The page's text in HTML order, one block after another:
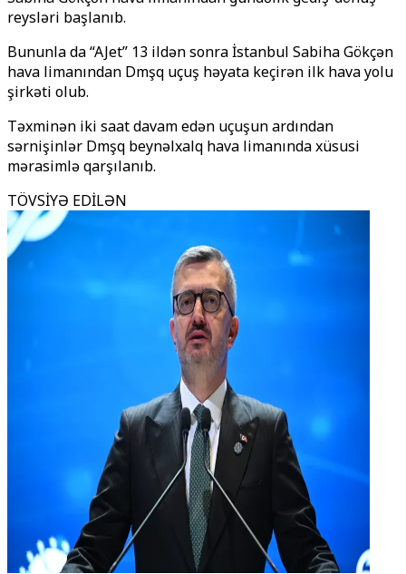
reysləri başlanıb.
Bununla da “AJet” 13 ildən sonra İstanbul Sabiha Gökçən
hava limanından Dәmәşqә uçuş həyata keçirən ilk hava yolu
şirkəti olub.
Təxminən iki saat davam edən uçuşun ardından
sərnişinlər Dәmәşq beynəlxalq hava limanında xüsusi
mərasimlə qarşılanıb.
TÖVSİYƏ EDİLƏN